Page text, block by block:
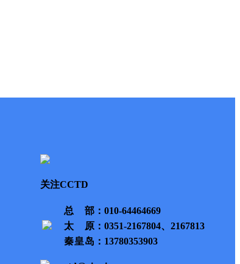
关注CCTD
总部 ：010-64464669
太原 ：0351-2167804、2167813
秦皇岛 ：13780353903